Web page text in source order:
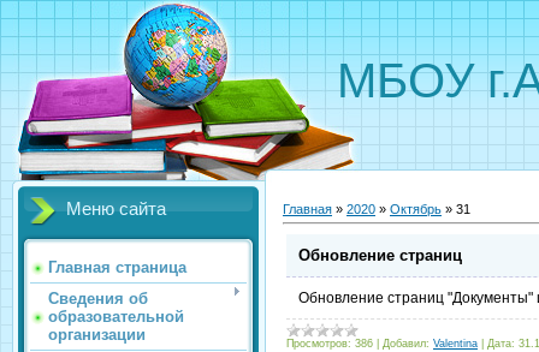
МБОУ
Меню сайта
Главная страница
Сведения об
образовательной
организации
Главная » 2020 » Октябрь » 31
Обновление страниц
Обновление страниц
Просмотров: 386 Добавил: Valentina Дата: